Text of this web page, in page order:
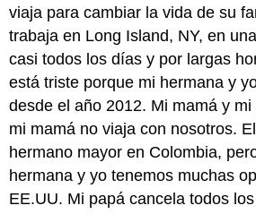
viaja para cambiar la vida de su
trabaja en Long Island, NY, en
casi todos los días y por largas
está triste porque mi hermana y
desde el año 2012. Mi mamá y
mi mamá no viaja con nosotros.
hermano mayor en Colombia,
hermana y yo tenemos muchas
EE.UU. Mi papá cancela todos